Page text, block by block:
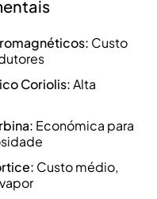
Custo
Coriolis:Alta
Económica para
Custo médio,